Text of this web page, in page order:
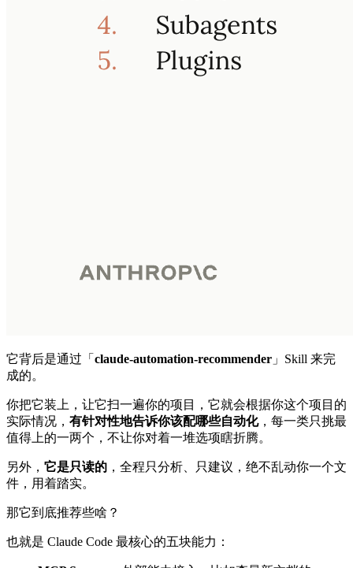
它背后是通过「 claude-automation-recommender 」Skill 来完
成的。
你把它装上，让它扫一遍你的项目，它就会根据你这个项目的
实际情况， 有针对性地告诉你该配哪些自动化，每一类只挑最
值得上的一两个，不让你对着一堆选项瞎折腾。
另外， 它是只读的 ，全程只分析、只建议，绝不乱动你一个文
件，用着踏实。
那它到底推荐些啥？
也就是 Claude Code 最核心的五块能力：